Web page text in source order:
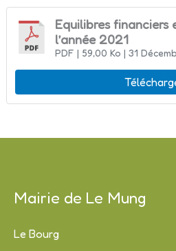
Equilibres financiers
l’année 2021
PDF | 59,00 Ko | 31
Mairie de Le Mung
Le Bourg